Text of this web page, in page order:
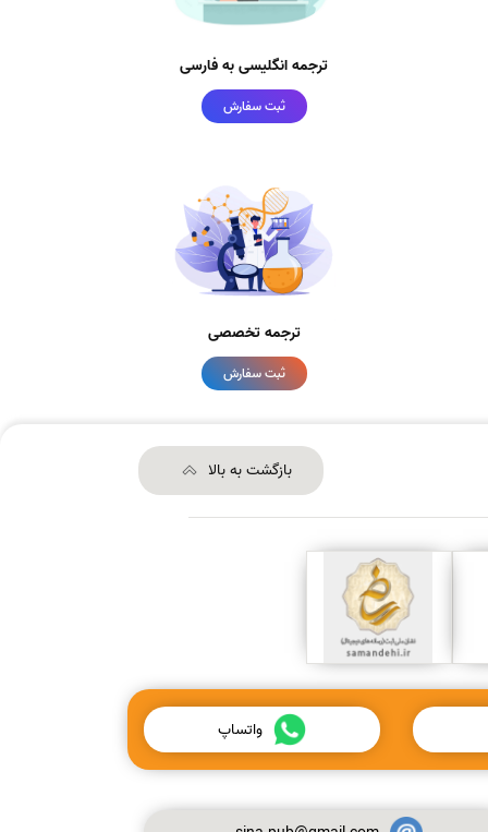
ترجمه انگلیسی به فارسی
ثبت سفارش
ترجمه تخصصی
ثبت سفارش
بازگشت به بالا
واتساپ